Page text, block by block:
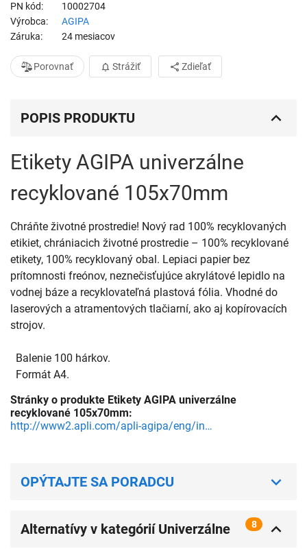
PN kód
10002704
Výrobca
AGIPA
Záruka
24 mesiacov
Porovnať Strážiť Zdieľať
POPIS PRODUKTU
Etikety AGIPA univerzálne
recyklované 105x70mm
Chráňte životné prostredie! Nový rad 100% recyklovaných
etikiet, chrániacich životné prostredie – 100% recyklované
etikety, 100% recyklovaný obal. Lepiaci papier bez
prítomnosti freónov, neznečisťujúce akrylátové lepidlo na
vodnej báze a recyklovateľná plastová fólia. Vhodné do
laserových a atramentových tlačiarní, ako aj kopírovacích
strojov.
Balenie 100 hárkov.
Formát A4.
Stránky o produkte Etikety AGIPA univerzálne
recyklované 105x70mm:
http://www2.apli.com/apli-agipa/eng/index.asp
OPÝTAJTE SA PORADCU
Alternatívy v kategórií Univerzálne
8